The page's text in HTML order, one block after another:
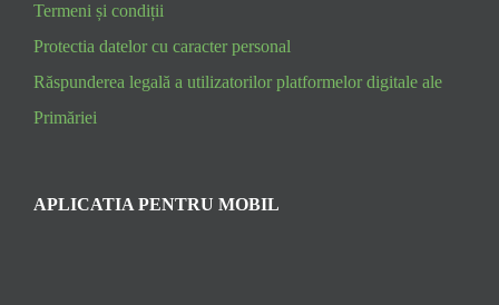
Termeni și condiții
Protectia datelor cu caracter personal
Răspunderea legală a utilizatorilor platformelor digitale ale
Primăriei
APLICATIA PENTRU MOBIL